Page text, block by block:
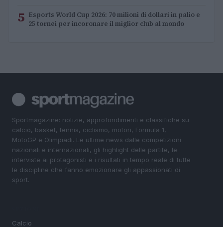
5 Esports World Cup 2026: 70 milioni di dollari in palio e
25 tornei per incoronare il miglior club al mondo
Sportmagazine: notizie, approfondimenti e classifiche su
calcio, basket, tennis, ciclismo, motori, Formula 1,
MotoGP e Olimpiadi. Le ultime news dalle competizioni
nazionali e internazionali, gli highlight delle partite, le
interviste ai protagonisti e i risultati in tempo reale di tutte
le discipline che fanno emozionare gli appassionati di
sport.
Calcio